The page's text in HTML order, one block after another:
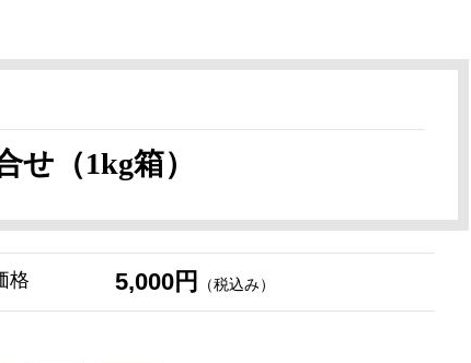
（1kg箱）
格 5,000円 （税込み）